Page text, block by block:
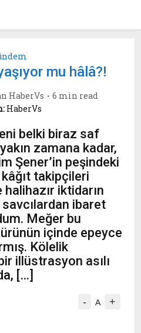
mu hâlâ?!
HaberVs
6 min read
HaberVs
belki biraz saf
zamana kadar,
Şener’in peşindeki
kâğıt takipçileri
iktidarın
ibaret
Meğer bu
içinde epeyce
Kölelik
illüstrasyon asılı
[…]
- A +